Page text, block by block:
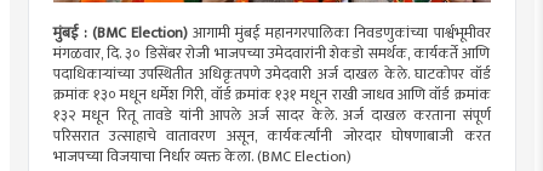
मुंबई : (BMC Election)आगामी मुंबई महानगरपालिका निवडणुकांच्या पार्श्वभूमीवर
मंगळवार, दि. ३० डिसेंबर रोजी भाजपच्या उमेदवारांनी शेकडो समर्थक, कार्यकर्ते आणि
पदाधिकाऱ्यांच्या उपस्थितीत अधिकृतपणे उमेदवारी अर्ज दाखल केले. घाटकोपर वॉर्ड
क्रमांक १३० मधून धर्मेश गिरी, वॉर्ड क्रमांक १३१ मधून राखी जाधव आणि वॉर्ड क्रमांक
१३२ मधून रितू तावडे यांनी आपले अर्ज सादर केले. अर्ज दाखल करताना संपूर्ण
परिसरात उत्साहाचे वातावरण असून, कार्यकर्त्यांनी जोरदार घोषणाबाजी करत
भाजपच्या विजयाचा निर्धार व्यक्त केला. (BMC Election)